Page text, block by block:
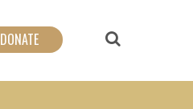
DONATE